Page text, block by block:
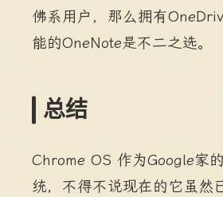
佛系用户，那么拥有
能的OneNote是不二之选。
总结
Chrome OS 作为Google家
统，不得不说现在的它虽然